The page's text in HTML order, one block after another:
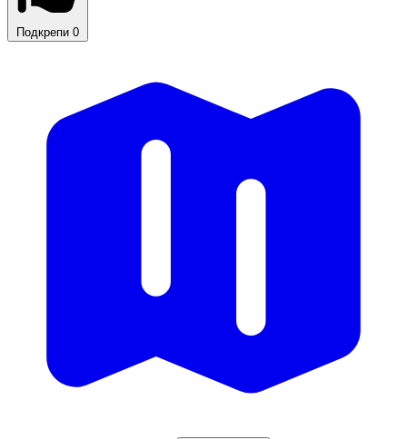
Подкрепи 0